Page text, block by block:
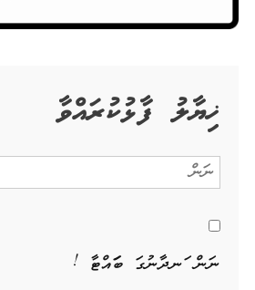
ޚިޔާލު ފާޅުކުރައްވާ
ނަން ހަނދާނުގަ ބަހައްޓާ !